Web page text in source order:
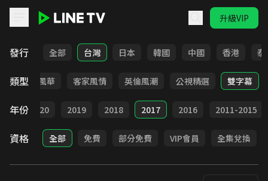
升級VIP
發行 全部 台灣 日本 韓國 中國 香港 泰
類型台語風華 客家風情 英倫風潮 公視精選 雙字幕
年份 2020 2019 2018 2017 2016 2011-2015
資格 全部 免費 部分免費 VIP會員 全集兌換